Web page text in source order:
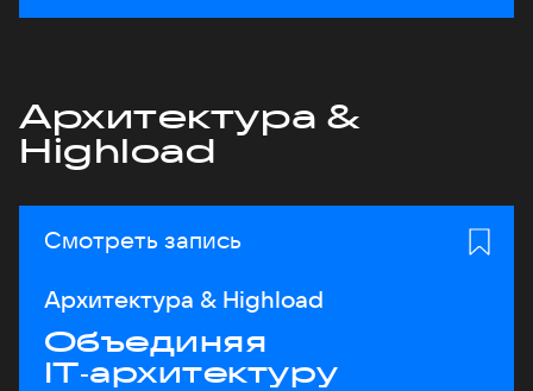
Архитектура &
Highload
Смотреть запись
Архитектура & Highload
Объединяя
IT‑архитектуру